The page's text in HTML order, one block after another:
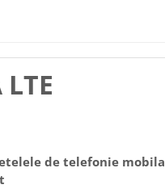
de telefonie mobila